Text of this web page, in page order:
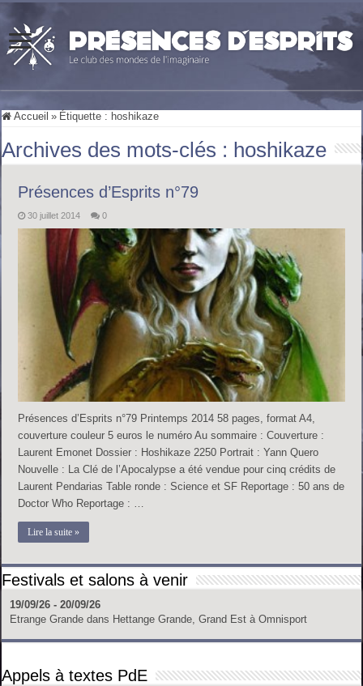
Accueil » Étiquette : hoshikaze
Archives des mots-clés : hoshikaze
Présences d’Esprits n°79
30 juillet 2014 0
Présences d’Esprits n°79 Printemps 2014 58 pages, format A4,
couverture couleur 5 euros le numéro Au sommaire : Couverture :
Laurent Emonet Dossier : Hoshikaze 2250 Portrait : Yann Quero
Nouvelle : La Clé de l’Apocalypse a été vendue pour cinq crédits de
Laurent Pendarias Table ronde : Science et SF Reportage : 50 ans de
Doctor Who Reportage : …
Lire la suite »
Festivals et salons à venir
19/09/26 - 20/09/26
Etrange Grande dans Hettange Grande, Grand Est à Omnisport
Appels à textes PdE